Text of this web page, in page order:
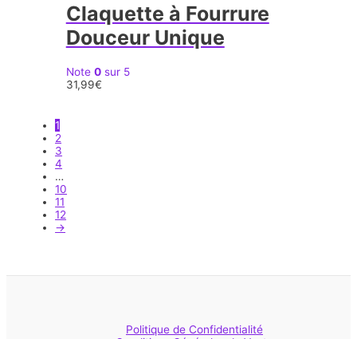
Claquette à Fourrure
Douceur Unique
Note 0sur 5
31,99€
1
2
3
4
…
10
11
12
→
Politique de Confidentialité